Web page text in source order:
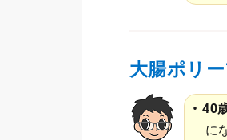
大腸ポリ
40
に